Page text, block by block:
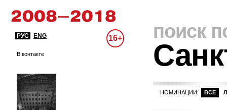
РУС ENG 16+
В контакте
поиск
НОМИНАЦИИ: ВСЕ